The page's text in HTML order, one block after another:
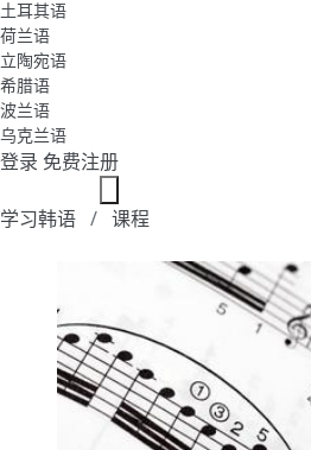
土耳其语
荷兰语
立陶宛语
希腊语
波兰语
乌克兰语
登录 免费注册
学习韩语 课程